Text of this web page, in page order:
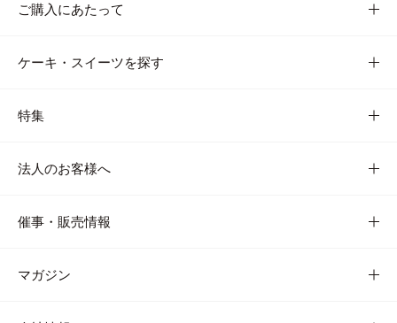
ご購入にあたって
ケーキ・スイーツを探す
特集
法人のお客様へ
催事・販売情報
マガジン